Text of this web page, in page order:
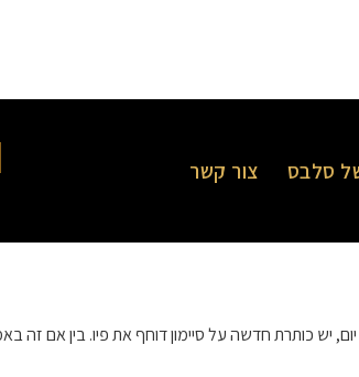
סלבס צור קשר
יש כותרת חדשה על סיימון דוחף את פיו. בין אם זה